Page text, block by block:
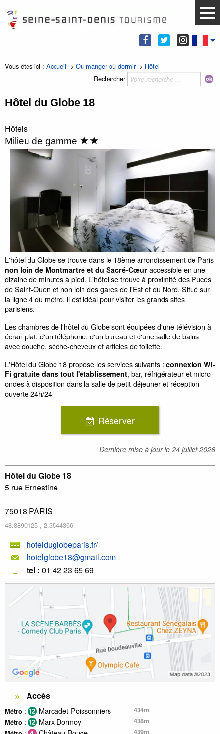
Vous êtes ici : Accueil > Où manger où dormir> Hôtel
Rechercher
Hôtel du Globe 18
Hôtels
Milieu de gamme ★★
L'hôtel du Globe se trouve dans le 18ème arrondissement de Paris
non loin de Montmartre et du Sacré-Cœur accessible en une
dizaine de minutes à pied. L'hôtel se trouve à proximité des Puces
de Saint-Ouen et non loin des gares de l'Est et du Nord. Situé sur
la ligne 4 du métro, il est idéal pour visiter les grands sites
parisiens.
Les chambres de l'hôtel du Globe sont équipées d'une télévision à
écran plat, d'un téléphone, d'un bureau et d'une salle de bains
avec douche, sèche-cheveux et articles de toilette.
L'Hôtel du Globe 18 propose les services suivants : connexion Wi-
Fi gratuite dans tout l'établissement, bar, réfrigérateur et micro-
ondes à disposition dans la salle de petit-déjeuner et réception
ouverte 24h/24
Réserver
Dernière mise à jour le 24 juillet 2026
Hôtel du Globe 18
5 rue Ernestine
75018 PARIS
48.8890125 , 2.3544366
hotelduglobeparis.fr/
hotelglobe18@gmail.com
tel : 01 42 23 69 69
Accès
Métro : Marcadet-Poissonniers
434m
Métro : Marx Dormoy
438m
439m